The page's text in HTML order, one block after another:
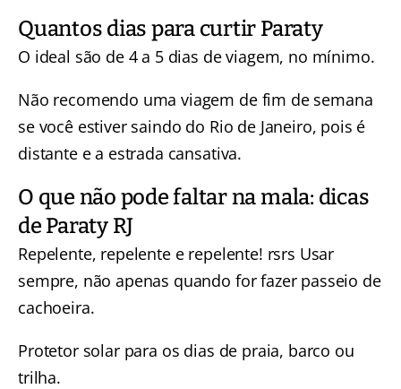
Quantos dias para curtir Paraty
O ideal são de 4 a 5 dias de viagem, no mínimo.
Não recomendo uma viagem de fim de semana
se você estiver saindo do Rio de Janeiro, pois é
distante e a estrada cansativa.
O que não pode faltar na mala: dicas
de Paraty RJ
Repelente, repelente e repelente! rsrs Usar
sempre, não apenas quando for fazer passeio de
cachoeira.
Protetor solar para os dias de praia, barco ou
trilha.